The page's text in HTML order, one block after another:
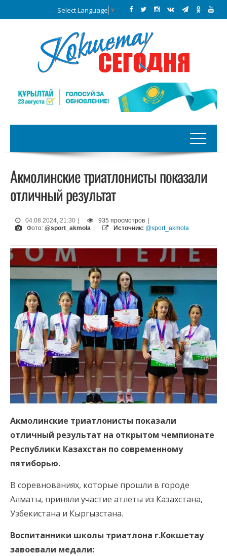
Select Language ▼
Акмолинские триатлонисты показали
отличный результат
04.08.2024, 21:30 935 просмотров
Фото: @sport_akmola Источник: @sport_akmola
Акмолинские триатлонисты показали
отличный результат на открытом чемпионате
Республики Казахстан по современному
пятиборью.
В соревнованиях, которые прошли в городе
Алматы, приняли участие атлеты из Казахстана,
Узбекистана и Кыргызстана.
Воспитанники школы триатлона г.Кокшетау
завоевали медали: